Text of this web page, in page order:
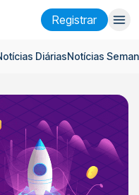
Registrar
Registrar
DiáriasNotícias